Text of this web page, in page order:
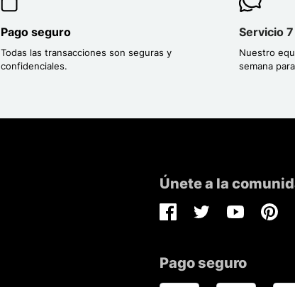
Pago seguro
Todas las transacciones son seguras y
confidenciales.
Servicio
Nuestro
semana
Únete a la
FacebookTwitterYoutube
Pago seguro